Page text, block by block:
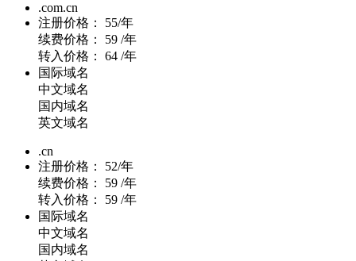
.com.cn
注册价格：
55/年
续费价格：
59 /年
转入价格：
64 /年
国际域名
中文域名
国内域名
英文域名
.cn
注册价格：
52/年
续费价格：
59 /年
转入价格：
59 /年
国际域名
中文域名
国内域名